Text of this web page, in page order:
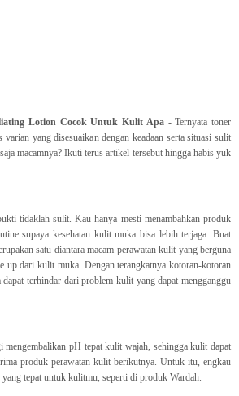
Lotion Cocok Untuk Kulit Apa- Ternyata toner
yang disesuaikan dengan keadaan serta situasi sulit
macamnya? Ikuti terus artikel tersebut hingga habis yuk
tidaklah sulit. Kau hanya mesti menambahkan produk
supaya kesehatan kulit muka bisa lebih terjaga. Buat
satu diantara macam perawatan kulit yang berguna
up dari kulit muka. Dengan terangkatnya kotoran-kotoran
terhindar dari problem kulit yang dapat mengganggu
mengembalikan pH tepat kulit wajah, sehingga kulit dapat
produk perawatan kulit berikutnya. Untuk itu, engkau
tepat untuk kulitmu, seperti di produk Wardah.